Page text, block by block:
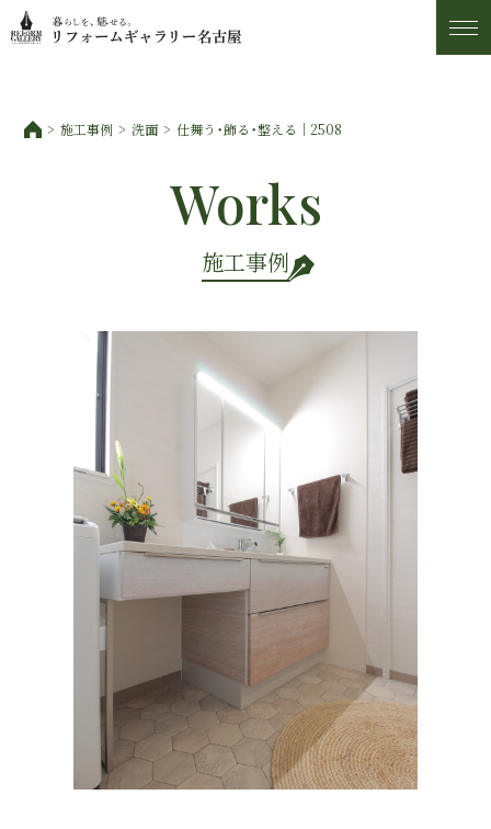
アフター・保証サービス
ショールーム・アクセス
スタッフ紹介
運営会社情報
来店予約
お問い合わせ
施工事例 洗面 仕舞う・飾る・整える｜2508
施工事例
Works